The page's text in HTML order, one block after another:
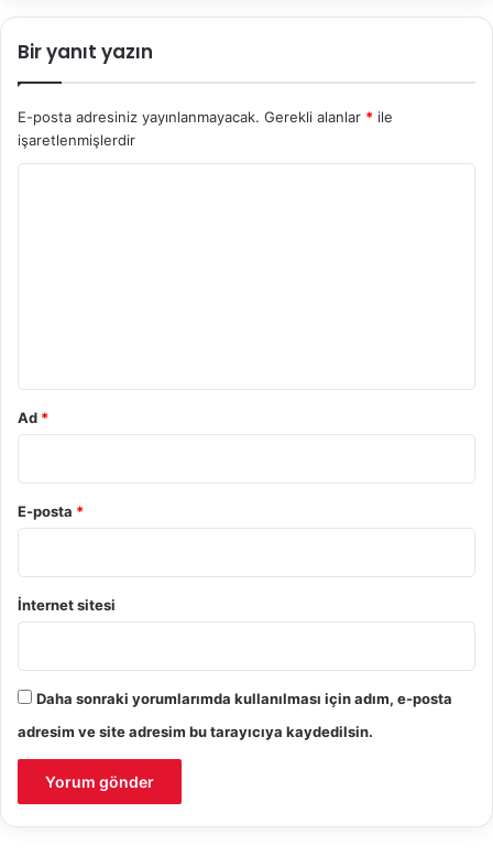
Bir yanıt yazın
E-posta adresiniz yayınlanmayacak. Gerekli alanlar * ile
işaretlenmişlerdir
Ad *
E-posta *
İnternet sitesi
Daha sonraki yorumlarımda kullanılması için adım, e-posta
adresim ve site adresim bu tarayıcıya kaydedilsin.